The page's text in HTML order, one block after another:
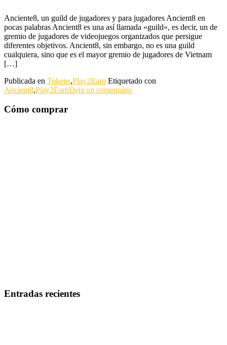
Anciente8, un guild de jugadores y para jugadores Ancient8 en
pocas palabras Ancient8 es una así llamada «guild«, es decir, un de
gremio de jugadores de videojuegos organizados que persigue
diferentes objetivos. Ancient8, sin embargo, no es una guild
cualquiera, sino que es el mayor gremio de jugadores de Vietnam
[…]
Publicada en Tokens,Play2Earn Etiquetado con
Ancient8,Play2EarnDeja un comentario
Cómo comprar
Entradas recientes